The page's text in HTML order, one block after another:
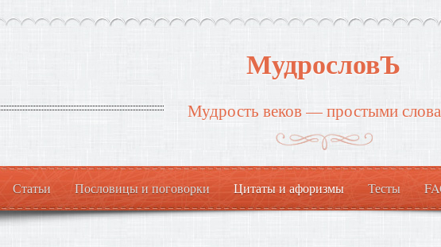
МудрословЪ
Мудрость веков — простыми
Статьи Пословицы и поговорки Цитаты и афоризмы Тесты